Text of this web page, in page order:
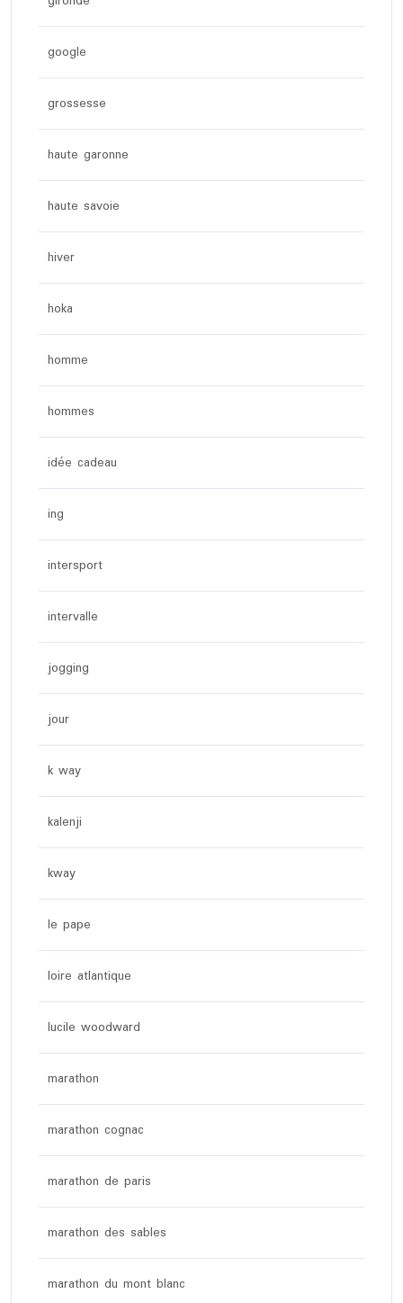
google
grossesse
haute garonne
haute savoie
hiver
hoka
homme
hommes
idée cadeau
ing
intersport
intervalle
jogging
jour
k way
kalenji
kway
le pape
loire atlantique
lucile woodward
marathon
marathon cognac
marathon de paris
marathon des sables
marathon du mont blanc